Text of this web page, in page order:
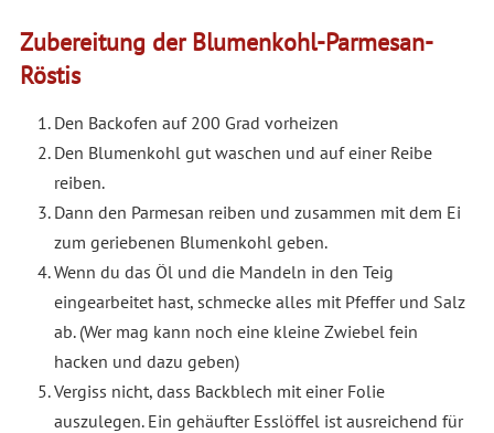
Zubereitung der Blumenkohl-Parmesan-
Röstis
Den Backofen auf 200 Grad vorheizen
Den Blumenkohl gut waschen und auf einer Reibe
reiben.
Dann den Parmesan reiben und zusammen mit dem Ei
zum geriebenen Blumenkohl geben.
Wenn du das Öl und die Mandeln in den Teig
eingearbeitet hast, schmecke alles mit Pfeffer und Salz
ab. (Wer mag kann noch eine kleine Zwiebel fein
hacken und dazu geben)
Vergiss nicht, dass Backblech mit einer Folie
auszulegen. Ein gehäufter Esslöffel ist ausreichend für